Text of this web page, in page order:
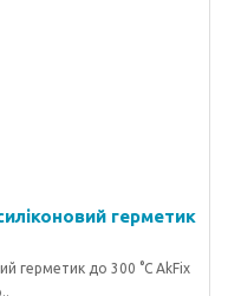
герметик
герметик до 300 °C AkFix